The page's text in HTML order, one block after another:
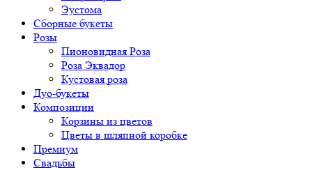
Эустома
Сборные букеты
Розы
Пионовидная Роза
Роза Эквадор
Кустовая роза
Дуо-букеты
Композиции
Корзины из цветов
Цветы в шляпной коробке
Премиум
Свадьбы